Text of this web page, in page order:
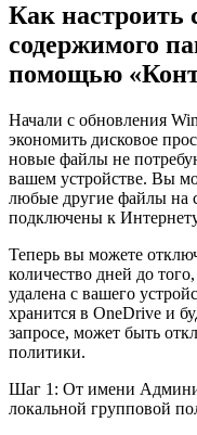
Как настроить
содержимого
помощью
Начали с обновления
экономить дисковое
новые файлы не
вашем устройстве. Вы
любые другие файлы на
подключены к
Теперь вы можете
количество дней до
удалена с вашего
хранится в OneDrive и
запросе, может быть
политики.
Шаг 1: От имени
локальной групповой